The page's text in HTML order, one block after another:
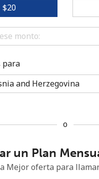
No se ha
caracteres
mayúscula y una minúscula
⁦$20⁩
para
o
un Plan
Mejor oferta para